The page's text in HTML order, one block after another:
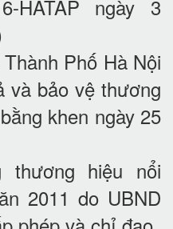
HATAP ngày 3
Phố Hà Nội
và bảo vệ thương
khen ngày 25
hiệu nổi
2011 do UBND